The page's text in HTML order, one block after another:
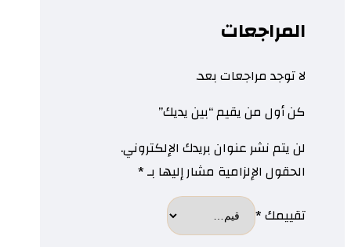
المراجعات
لا توجد مراجعات بعد.
كن أول من يقيم “بين يديك”
لن يتم نشر عنوان بريدك الإلكتروني.
الحقول الإلزامية مشار إليها بـ*
تقييمك*